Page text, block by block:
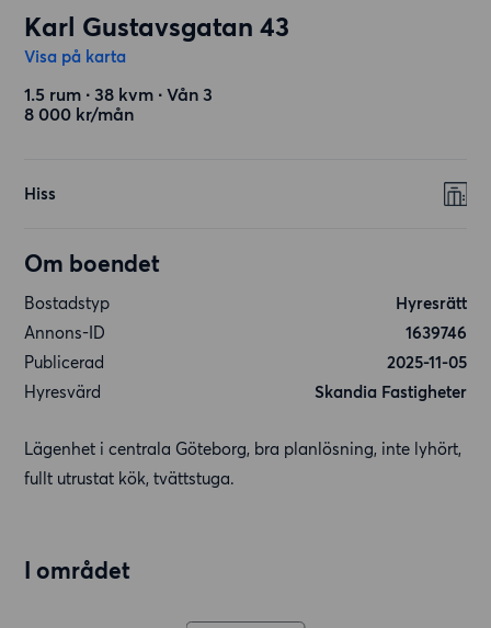
Karl Gustavsgatan 43
Visa på karta
1.5 rum ∙ 38 kvm ∙ Vån 3
8 000 kr/mån
Hiss
Om boendet
Bostadstyp
Hyresrätt
Annons-ID
1639746
Publicerad
2025-11-05
Hyresvärd
Skandia Fastigheter
Lägenhet i centrala Göteborg, bra planlösning, inte lyhört,
fullt utrustat kök, tvättstuga.
I området